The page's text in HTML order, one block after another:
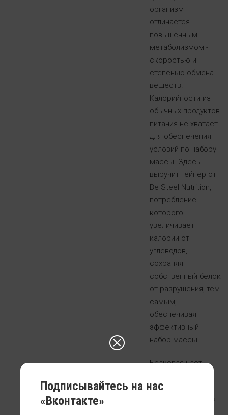
организм
отличается
повышенным
метаболизмом -
скоростью и
степенью обмена
веществ.
Калорийности из
обычных продуктов
питания не хватает
для обеспечения
условий по набору
массы. Здесь
выручит гейнер от
Be Steel Nutrition,
потребление
которого
увеличивает
калории от
углеводов,
сохраняя
собственный белок
от разрушения, тем
самым,
обеспечивая
эффективный
набор массы.
Белковая часть
сывороточный
концентрат. Такой
Подписывайтесь на нас
«Вконтакте»